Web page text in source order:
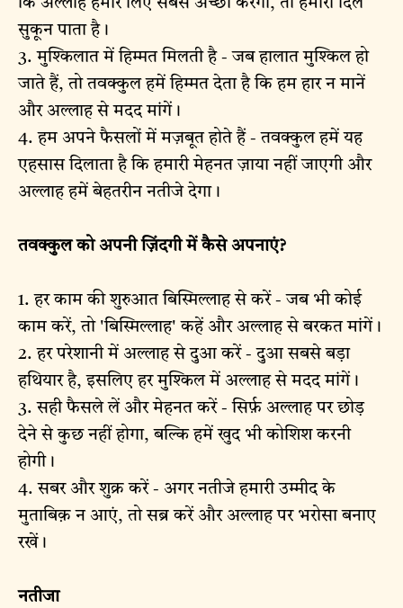
कि अल्लाह हमारे लिए सबसे अच्छा करेगा, तो हमारा दिल
सुकून पाता है।
3. मुश्किलात में हिम्मत मिलती है - जब हालात मुश्किल हो
जाते हैं, तो तवक्कुल हमें हिम्मत देता है कि हम हार न मानें
और अल्लाह से मदद मांगें।
4. हम अपने फैसलों में मज़बूत होते हैं - तवक्कुल हमें यह
एहसास दिलाता है कि हमारी मेहनत ज़ाया नहीं जाएगी और
अल्लाह हमें बेहतरीन नतीजे देगा।
तवक्कुल को अपनी ज़िंदगी में कैसे अपनाएं?
1. हर काम की शुरुआत बिस्मिल्लाह से करें - जब भी कोई
काम करें, तो 'बिस्मिल्लाह' कहें और अल्लाह से बरकत मांगें।
2. हर परेशानी में अल्लाह से दुआ करें - दुआ सबसे बड़ा
हथियार है, इसलिए हर मुश्किल में अल्लाह से मदद मांगें।
3. सही फैसले लें और मेहनत करें - सिर्फ़ अल्लाह पर छोड़
देने से कुछ नहीं होगा, बल्कि हमें खुद भी कोशिश करनी
होगी।
4. सबर और शुक्र करें - अगर नतीजे हमारी उम्मीद के
मुताबिक़ न आएं, तो सब्र करें और अल्लाह पर भरोसा बनाए
रखें।
नतीजा